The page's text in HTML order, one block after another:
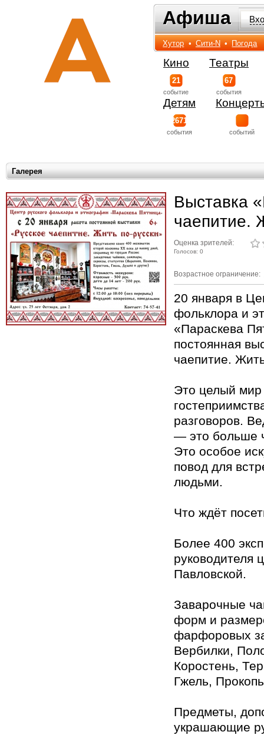
Афиша
Афиша
Хутор • Сити-N • Погода
Кино
21
событиe
Театры
67
события
Детям
2671
события событий
Галерея
Выставка
чаепитие.
Оценка зрителей:
Голосов: 0
Возрастное ограничение:
20 января в
фольклора и
«Параскева
постоянная
чаепитие.
Это целый мир
разговоров.
— это больше
Это особое
повод для
людьми.
Что ждёт
Более 400
руководителя
Павловской.
Заварочные
форм и
фарфоровых
Вербилки,
Коростень,
Гжель,
Предметы,
украшающие